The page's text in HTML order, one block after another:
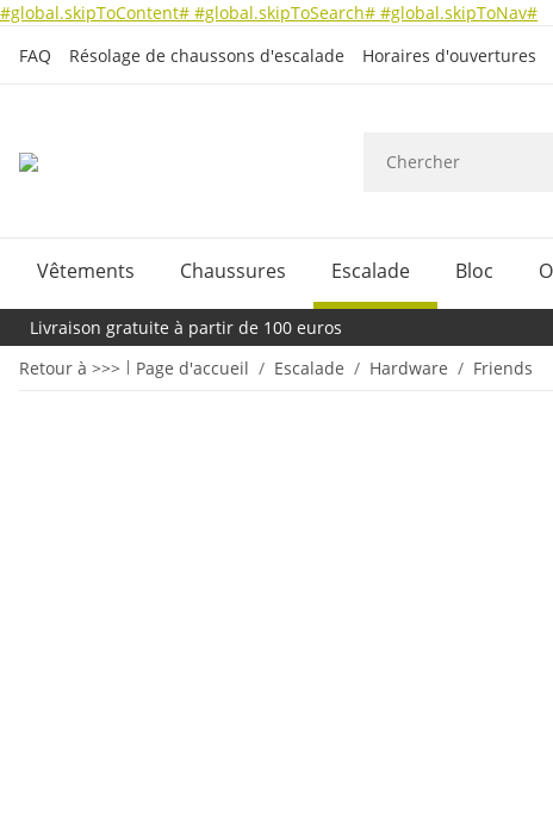
#global.skipToContent# #global.skipToSearch# #global.skipToNav#
FAQ
Résolage de chaussons d'escalade Horaires d'ouvertures
Vêtements Chaussures Escalade Bloc
Livraison gratuite à partir de 100 euros
Retour à >>>
Page d'accueil Escalade Hardware Friends